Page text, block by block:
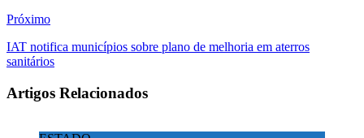
Próximo
IAT notifica municípios sobre plano de melhoria em aterros
sanitários
Artigos Relacionados